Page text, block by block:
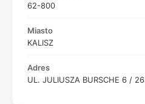
62-800
Miasto
KALISZ
Adres
UL. JULIUSZA BURSCHE 6 / 26